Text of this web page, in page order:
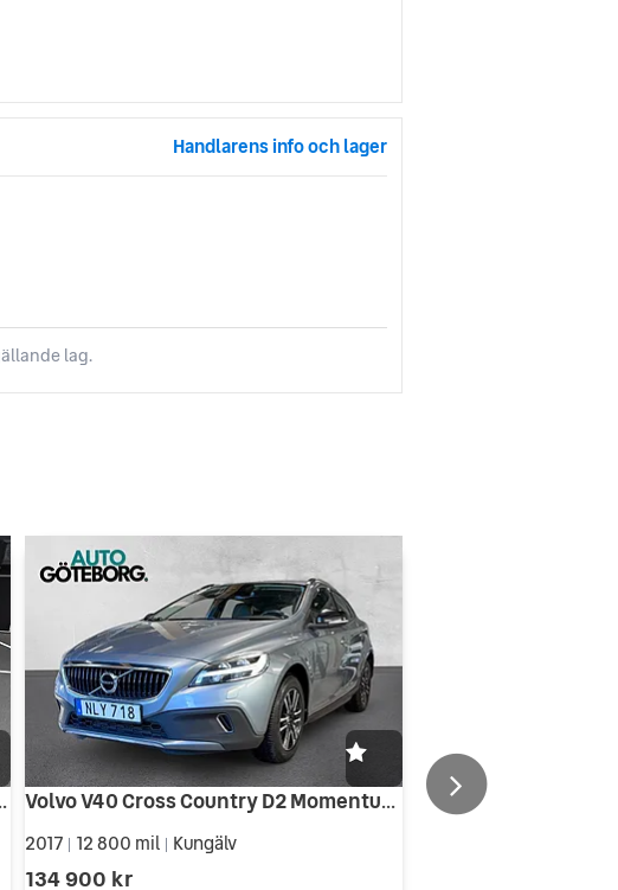
Handlarens info och lager
lag.
månaders ränta 1,95 Volvo V40 Cross Country D2 Momentum Fullservad Välvårdad VOC
2017 12 800 mil Kungälv
134 900 kr